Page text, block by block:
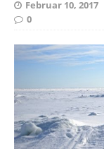
Februar 10, 2017
0